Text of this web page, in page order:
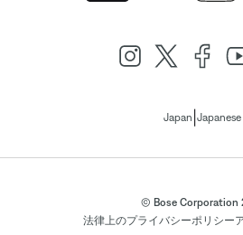
Japan Japanese
© Bose Corporation
法律上のプライバシーポリシー